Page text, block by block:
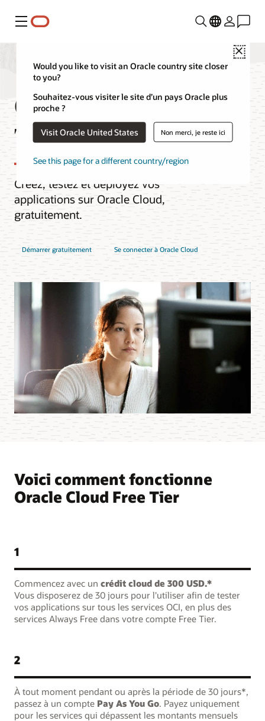
Menu
Close
Would you like to visit an Oracle country site closer
to you?
Souhaitez-vous visiter le site d’un pays Oracle plus
proche ?
Visit Oracle United States Non merci, je reste ici
See this page for a different country/region
Oracle Cloud Free
Tier
Créez, testez et déployez vos
applications sur Oracle Cloud,
gratuitement.
Démarrer gratuitement Se connecter à Oracle Cloud
Voici comment fonctionne
Oracle Cloud Free Tier
1
Commencez avec un crédit cloud de 300 USD.*
Vous disposerez de 30 jours pour l'utiliser afin de tester
vos applications sur tous les services OCI, en plus des
services Always Free dans votre compte Free Tier.
2
À tout moment pendant ou après la période de 30 jours*,
passez à un compte Pay As You Go. Payez uniquement
pour les services qui dépassent les montants mensuels